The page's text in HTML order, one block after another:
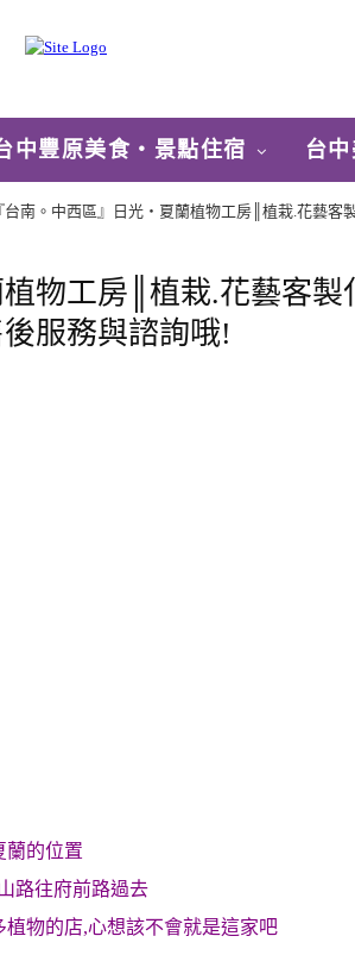
中豐原美食‧景點住宿 台
台南。中西區』日光‧夏蘭植物工房║植栽.花藝客
物工房║植栽.花藝客製
服務與諮詢哦!
蘭的位置
路往府前路過去
物的店,心想該不會就是這家吧